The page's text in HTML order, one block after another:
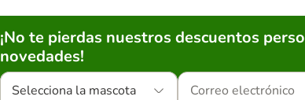
¡No te pierdas nuestros descuentos
novedades!
Selecciona la mascota